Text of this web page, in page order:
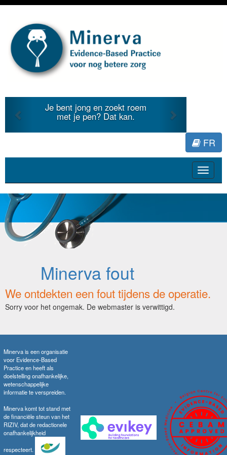
Je bent jong en zoekt roem
met je pen? Dat kan.
Previous
FR
Toggle
Minerva fout
We ontdekten een fout tijdens de operatie.
Sorry voor het ongemak. De webmaster is verwittigd.
Minerva is een organisatie
voor Evidence-Based
Practice en heeft als
doelstelling onafhankelijke,
wetenschappelijke
informatie te verspreiden.
Minerva komt tot stand met
de financiële steun van het
RIZIV, dat de redactionele
onafhankelijkheid
respecteert.